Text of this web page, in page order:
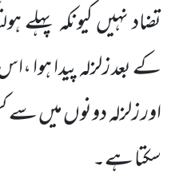
تضاد نہیں کیونکہ پہلے
کے بعد زلزلہ پیدا ہوا
اور زلزلہ دونوں میں
سکتا ہے۔